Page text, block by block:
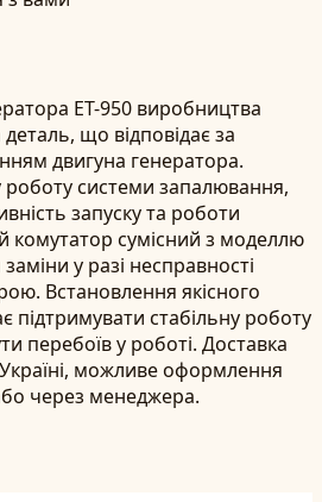
ET-950 виробництва
що відповідає за
двигуна генератора.
роботу системи запалювання,
запуску та роботи
комутатор сумісний з моделлю
у разі несправності
Встановлення якісного
підтримувати стабільну роботу
перебоїв у роботі. Доставка
можливе оформлення
через менеджера.